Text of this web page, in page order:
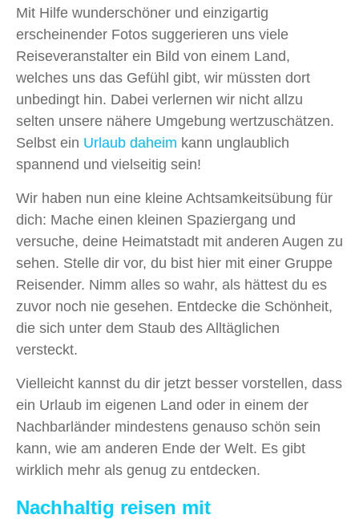
Mit Hilfe wunderschöner und einzigartig
erscheinender Fotos suggerieren uns viele
Reiseveranstalter ein Bild von einem Land,
welches uns das Gefühl gibt, wir müssten dort
unbedingt hin. Dabei verlernen wir nicht allzu
selten unsere nähere Umgebung wertzuschätzen.
Selbst ein Urlaub daheim kann unglaublich
spannend und vielseitig sein!
Wir haben nun eine kleine Achtsamkeitsübung für
dich: Mache einen kleinen Spaziergang und
versuche, deine Heimatstadt mit anderen Augen zu
sehen. Stelle dir vor, du bist hier mit einer Gruppe
Reisender. Nimm alles so wahr, als hättest du es
zuvor noch nie gesehen. Entdecke die Schönheit,
die sich unter dem Staub des Alltäglichen
versteckt.
Vielleicht kannst du dir jetzt besser vorstellen, dass
ein Urlaub im eigenen Land oder in einem der
Nachbarländer mindestens genauso schön sein
kann, wie am anderen Ende der Welt. Es gibt
wirklich mehr als genug zu entdecken.
Nachhaltig reisen mit